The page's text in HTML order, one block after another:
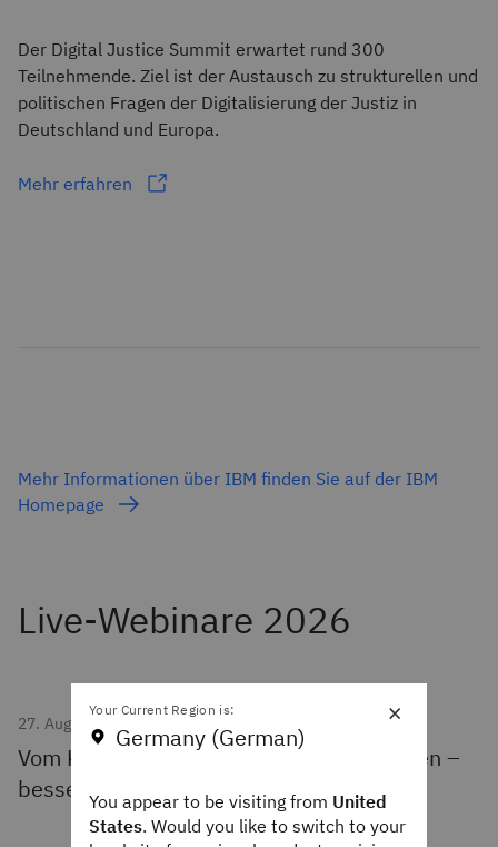
Der Digital Justice Summit erwartet rund 300
Teilnehmende. Ziel ist der Austausch zu strukturellen und
politischen Fragen der Digitalisierung der Justiz in
Deutschland und Europa.
Mehr erfahren
Mehr Informationen über IBM finden Sie auf der IBM
Homepage
27. August 2026 | 10:00 Uhr
Vom Konzept zum produktiven KI-Agenten –
besser mit IBM Bob
×
Your Current Region is:
Germany (German)
You appear to be visiting from United
States. Would you like to switch to your